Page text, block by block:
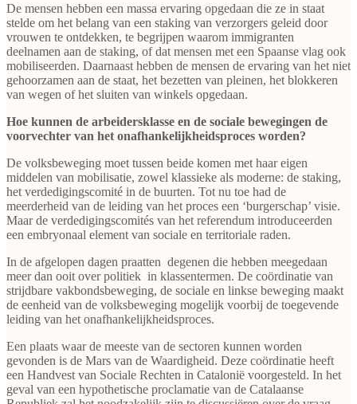
De mensen hebben een massa ervaring opgedaan die ze in staat
stelde om het belang van een staking van verzorgers geleid door
vrouwen te ontdekken, te begrijpen waarom immigranten
deelnamen aan de staking, of dat mensen met een Spaanse vlag ook
mobiliseerden. Daarnaast hebben de mensen de ervaring van het niet
gehoorzamen aan de staat, het bezetten van pleinen, het blokkeren
van wegen of het sluiten van winkels opgedaan.
Hoe kunnen de arbeidersklasse en de sociale bewegingen de
voorvechter van het onafhankelijkheidsproces worden?
De volksbeweging moet tussen beide komen met haar eigen
middelen van mobilisatie, zowel klassieke als moderne: de staking,
het verdedigingscomité in de buurten. Tot nu toe had de
meerderheid van de leiding van het proces een ‘burgerschap’ visie.
Maar de verdedigingscomités van het referendum introduceerden
een embryonaal element van sociale en territoriale raden.
In de afgelopen dagen praatten degenen die hebben meegedaan
meer dan ooit over politiek in klassentermen. De coördinatie van
strijdbare vakbondsbeweging, de sociale en linkse beweging maakt
de eenheid van de volksbeweging mogelijk voorbij de toegevende
leiding van het onafhankelijkheidsproces.
Een plaats waar de meeste van de sectoren kunnen worden
gevonden is de Mars van de Waardigheid. Deze coördinatie heeft
een Handvest van Sociale Rechten in Catalonië voorgesteld. In het
geval van een hypothetische proclamatie van de Catalaanse